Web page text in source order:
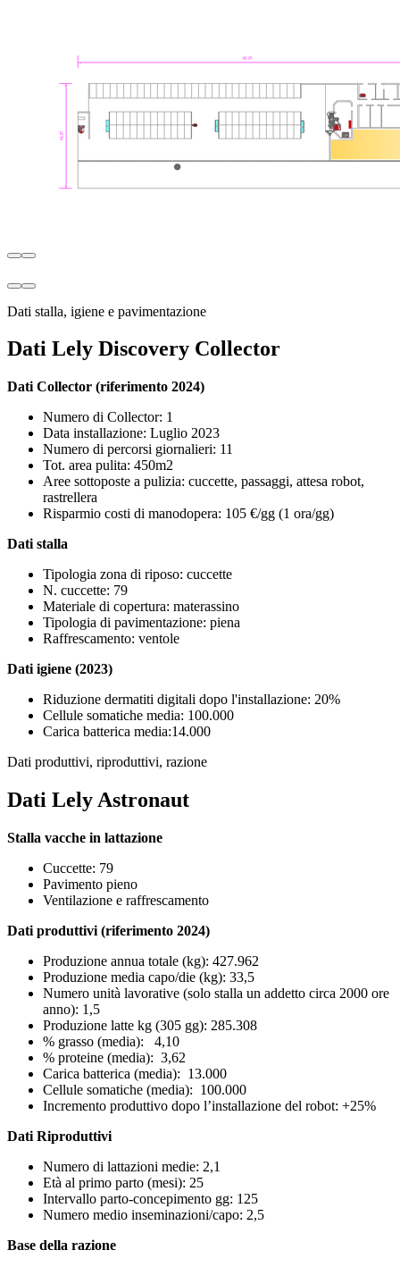
Dati stalla, igiene e pavimentazione
Dati Lely Discovery Collector
Dati Collector (riferimento 2024)
Numero di Collector: 1
Data installazione: Luglio 2023
Numero di percorsi giornalieri: 11
Tot. area pulita: 450m2
Aree sottoposte a pulizia: cuccette, passaggi, attesa robot,
rastrellera
Risparmio costi di manodopera: 105 €/gg (1 ora/gg)
Dati stalla
Tipologia zona di riposo: cuccette
N. cuccette: 79
Materiale di copertura: materassino
Tipologia di pavimentazione: piena
Raffrescamento: ventole
Dati igiene (2023)
Riduzione dermatiti digitali dopo l'installazione: 20%
Cellule somatiche media: 100.000
Carica batterica media:14.000
Dati produttivi, riproduttivi, razione
Dati Lely Astronaut
Stalla vacche in lattazione
Cuccette: 79
Pavimento pieno
Ventilazione e raffrescamento
Dati produttivi (riferimento 2024)
Produzione annua totale (kg): 427.962
Produzione media capo/die (kg): 33,5
Numero unità lavorative (solo stalla un addetto circa 2000 ore
anno): 1,5
Produzione latte kg (305 gg): 285.308
% grasso (media): 4,10
% proteine (media): 3,62
Carica batterica (media): 13.000
Cellule somatiche (media): 100.000
Incremento produttivo dopo l’installazione del robot: +25%
Dati Riproduttivi
Numero di lattazioni medie: 2,1
Età al primo parto (mesi): 25
Intervallo parto-concepimento gg: 125
Numero medio inseminazioni/capo: 2,5
Base della razione